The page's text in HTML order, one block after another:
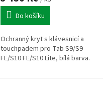
Do košíku
Ochranný kryt s klávesnicí a
touchpadem pro Tab S9/S9
FE/S10 FE/S10 Lite, bílá barva.